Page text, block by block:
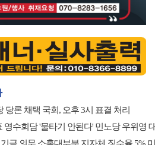
당론 채택 국회, 오후 3시 표결 처리
영수회담 '물타기 안된다' 민노당 우위영